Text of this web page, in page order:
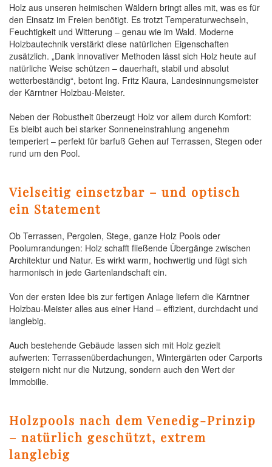
Holz aus unseren heimischen Wäldern bringt alles mit, was es für
den Einsatz im Freien benötigt. Es trotzt Temperaturwechseln,
Feuchtigkeit und Witterung – genau wie im Wald. Moderne
Holzbautechnik verstärkt diese natürlichen Eigenschaften
zusätzlich. „Dank innovativer Methoden lässt sich Holz heute auf
natürliche Weise schützen – dauerhaft, stabil und absolut
wetterbeständig“, betont Ing. Fritz Klaura, Landesinnungsmeister
der Kärntner Holzbau-Meister.
Neben der Robustheit überzeugt Holz vor allem durch Komfort:
Es bleibt auch bei starker Sonneneinstrahlung angenehm
temperiert – perfekt für barfuß Gehen auf Terrassen, Stegen oder
rund um den Pool.
Vielseitig einsetzbar – und optisch
ein Statement
Ob Terrassen, Pergolen, Stege, ganze Holz Pools oder
Poolumrandungen: Holz schafft fließende Übergänge zwischen
Architektur und Natur. Es wirkt warm, hochwertig und fügt sich
harmonisch in jede Gartenlandschaft ein.
Von der ersten Idee bis zur fertigen Anlage liefern die Kärntner
Holzbau-Meister alles aus einer Hand – effizient, durchdacht und
langlebig.
Auch bestehende Gebäude lassen sich mit Holz gezielt
aufwerten: Terrassenüberdachungen, Wintergärten oder Carports
steigern nicht nur die Nutzung, sondern auch den Wert der
Immobilie.
Holzpools nach dem Venedig-Prinzip
– natürlich geschützt, extrem
langlebig